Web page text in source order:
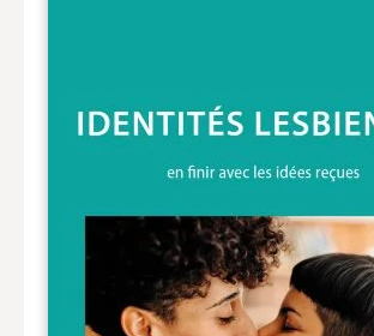
Sciences
Livres poche
Index général des titres
>> Livres numériques <<
COLLECTIONS